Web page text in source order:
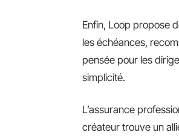
Enfin, Loop propose
les échéances,
pensée pour les
simplicité.
L’assurance
créateur trouve un